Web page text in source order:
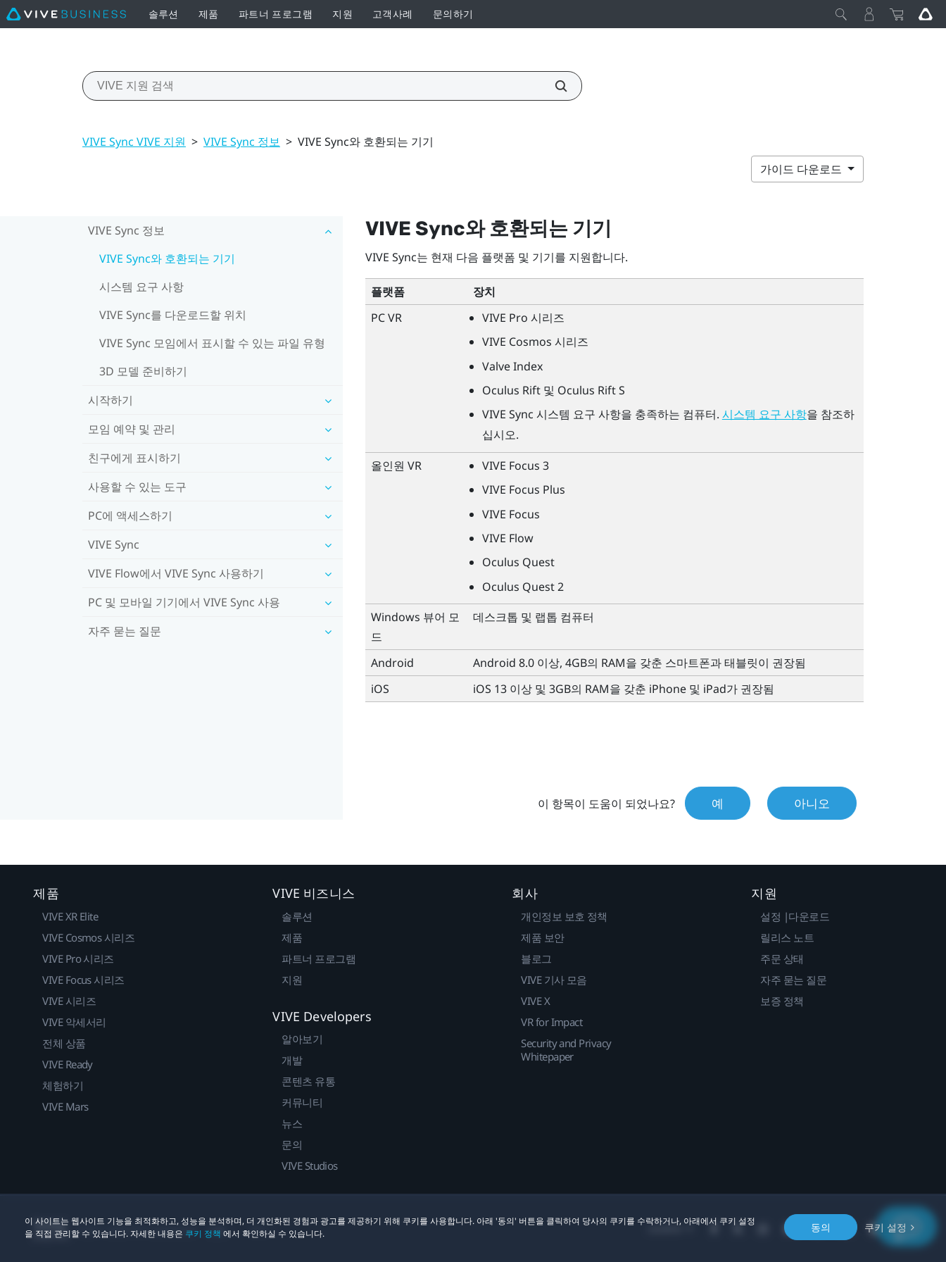
솔루션 제품 파트너 프로그램 지원 고객사례 문의하기
VIVE Sync VIVE 지원 > VIVE Sync 정보 > VIVE Sync와 호환되는 기기
가이드 다운로드
VIVE Sync 정보
VIVE Sync와 호환되는 기기
시스템 요구 사항
VIVE Sync를 다운로드할 위치
VIVE Sync 모임에서 표시할 수 있는 파일 유형
3D 모델 준비하기
시작하기
모임 예약 및 관리
친구에게 표시하기
사용할 수 있는 도구
PC에 액세스하기
VIVE Sync
VIVE Flow에서 VIVE Sync 사용하기
PC 및 모바일 기기에서 VIVE Sync 사용
자주 묻는 질문
VIVE Sync와 호환되는 기기
VIVE Sync는 현재 다음 플랫폼 및 기기를 지원합니다.
플랫폼
장치
PC VR
VIVE Pro 시리즈
VIVE Cosmos 시리즈
Valve Index
Oculus Rift및 Oculus RiftS
VIVE Sync 시스템 요구 사항을 충족하는 컴퓨터. 시스템 요구 사항을 참조하
십시오.
올인원 VR
VIVE Focus 3
VIVE Focus Plus
VIVE Focus
VIVE Flow
Oculus Quest
Oculus Quest2
Windows 뷰어 모
드
데스크톱 및 랩톱 컴퓨터
Android Android 8.0 이상, 4GB의 RAM을 갖춘 스마트폰과 태블릿이 권장됨
iOS
iOS 13 이상 및 3GB의 RAM을 갖춘 iPhone및 iPad가 권장됨
이 항목이 도움이 되었나요? 예 아니오
이 사이트는 웹사이트 기능을 최적화하고, 성능을 분석하며, 더 개인화된 경험과 광고를 제공하기 위해 쿠키를 사용합니다. 아래 '동의' 버튼을 클릭하여 당사의 쿠키를 수락하거나, 아래에서 쿠키 설정
을 직접 관리할 수 있습니다. 자세한 내용은 쿠키 정책 에서 확인하실 수 있습니다. 동의 쿠키 설정
제품
VIVE XR Elite
VIVE Cosmos 시리즈
VIVE Pro 시리즈
VIVE Focus 시리즈
VIVE 시리즈
VIVE 악세서리
전체 상품
VIVE Ready
체험하기
VIVE Mars
VIVE 비즈니스
솔루션
제품
파트너 프로그램
지원
VIVE Developers
알아보기
개발
콘텐츠 유통
커뮤니티
뉴스
문의
VIVE Studios
회사
개인정보 보호 정책
제품 보안
블로그
VIVE 기사 모음
VIVE X
VR for Impact
Security and Privacy
Whitepaper
지원
설정 |다운로드
릴리스 노트
주문 상태
자주 묻는 질문
보증 정책
Location
© 2011-2026 HTC Corporation 법률 쿠키